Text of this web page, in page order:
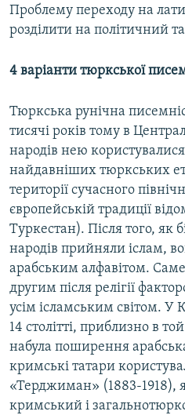
Проблему переходу на
розділити на політичний
4 варіанти тюркської
Тюркська рунічна
тисячі років тому в
народів нею
найдавніших тюркських
території сучасного
європейській традиції
Туркестан). Після того, як
народів прийняли іслам,
арабським алфавітом.
другим після релігії
усім ісламським світом. У
14 столітті, приблизно в
набула поширення
кримські татари
«Терджиман» (1883-1918),
кримський і